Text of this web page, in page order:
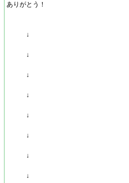
ありがとう！
↓
↓
↓
↓
↓
↓
↓
↓